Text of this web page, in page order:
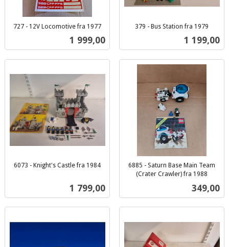
727 - 12V Locomotive fra 1977
Pris
1 999,00
379 - Bus Station fra 1979
Pris
1 199,00
6073 - Knight's Castle fra 1984
Pris
1 799,00
6885 - Saturn Base Main Team
(Crater Crawler) fra 1988
Pris
349,00